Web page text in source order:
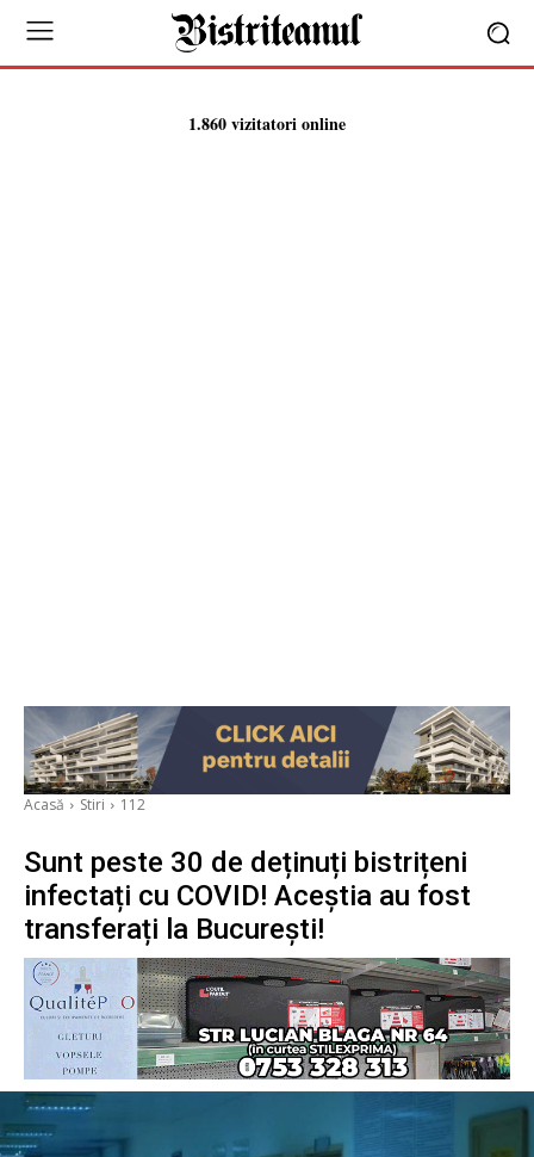
1.860 vizitatori online
Acasă Stiri 112
Sunt peste 30 de deținuți bistrițeni
infectați cu COVID! Aceștia au fost
transferați la București!